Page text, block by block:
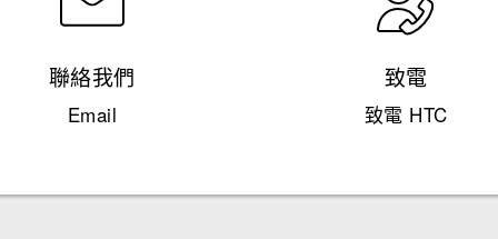
聯絡我們
Email
致電
致電 HTC